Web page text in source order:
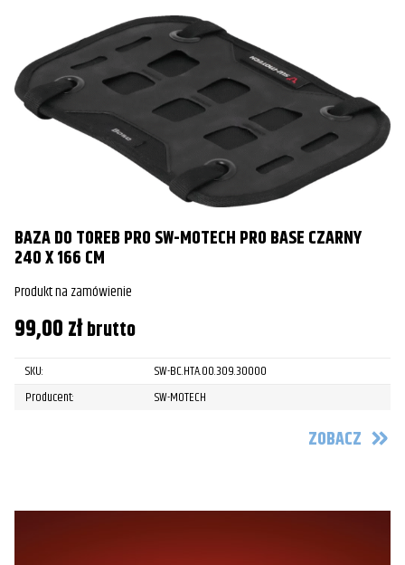
BAZA DO TOREB PRO SW-MOTECH PRO BASE CZARNY
240 X 166 CM
Produkt na zamówienie
99,00złbrutto
SKU:
SW-BC.HTA.00.309.30000
Producent:
SW-MOTECH
ZOBACZ